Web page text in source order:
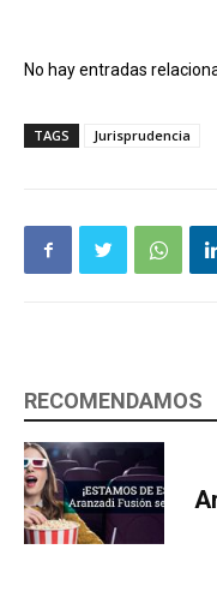
No hay entradas
TAGS Jurisprudencia
RECOMENDAMOS